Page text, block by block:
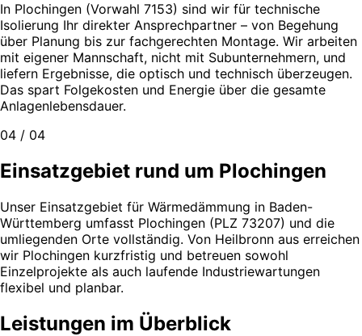
In Plochingen (Vorwahl 7153) sind wir für technische
Isolierung Ihr direkter Ansprechpartner – von Begehung
über Planung bis zur fachgerechten Montage. Wir arbeiten
mit eigener Mannschaft, nicht mit Subunternehmern, und
liefern Ergebnisse, die optisch und technisch überzeugen.
Das spart Folgekosten und Energie über die gesamte
Anlagenlebensdauer.
04 / 04
Einsatzgebiet rund um Plochingen
Unser Einsatzgebiet für Wärmedämmung in Baden-
Württemberg umfasst Plochingen (PLZ 73207) und die
umliegenden Orte vollständig. Von Heilbronn aus erreichen
wir Plochingen kurzfristig und betreuen sowohl
Einzelprojekte als auch laufende Industriewartungen
flexibel und planbar.
Leistungen im Überblick